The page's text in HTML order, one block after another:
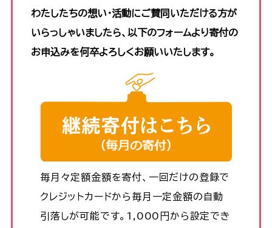
わたしたちの想い・活動にご賛同いただける方が
いらっしゃいましたら、以下のフォームより寄付の
お申込みを何卒よろしくお願いいたします。
毎月々定額金額を寄付、一回だけの登録で
クレジットカードから毎月一定金額の自動
引落しが可能です。1,000円から設定でき